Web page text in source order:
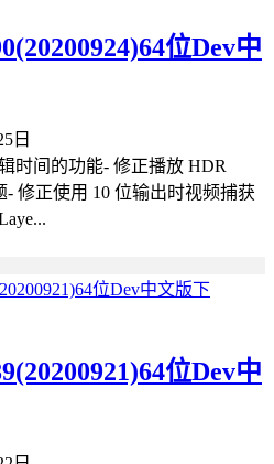
位Dev中
日
时间的功能- 修正播放 HDR
修正使用 10 位输出时视频捕获
位Dev中